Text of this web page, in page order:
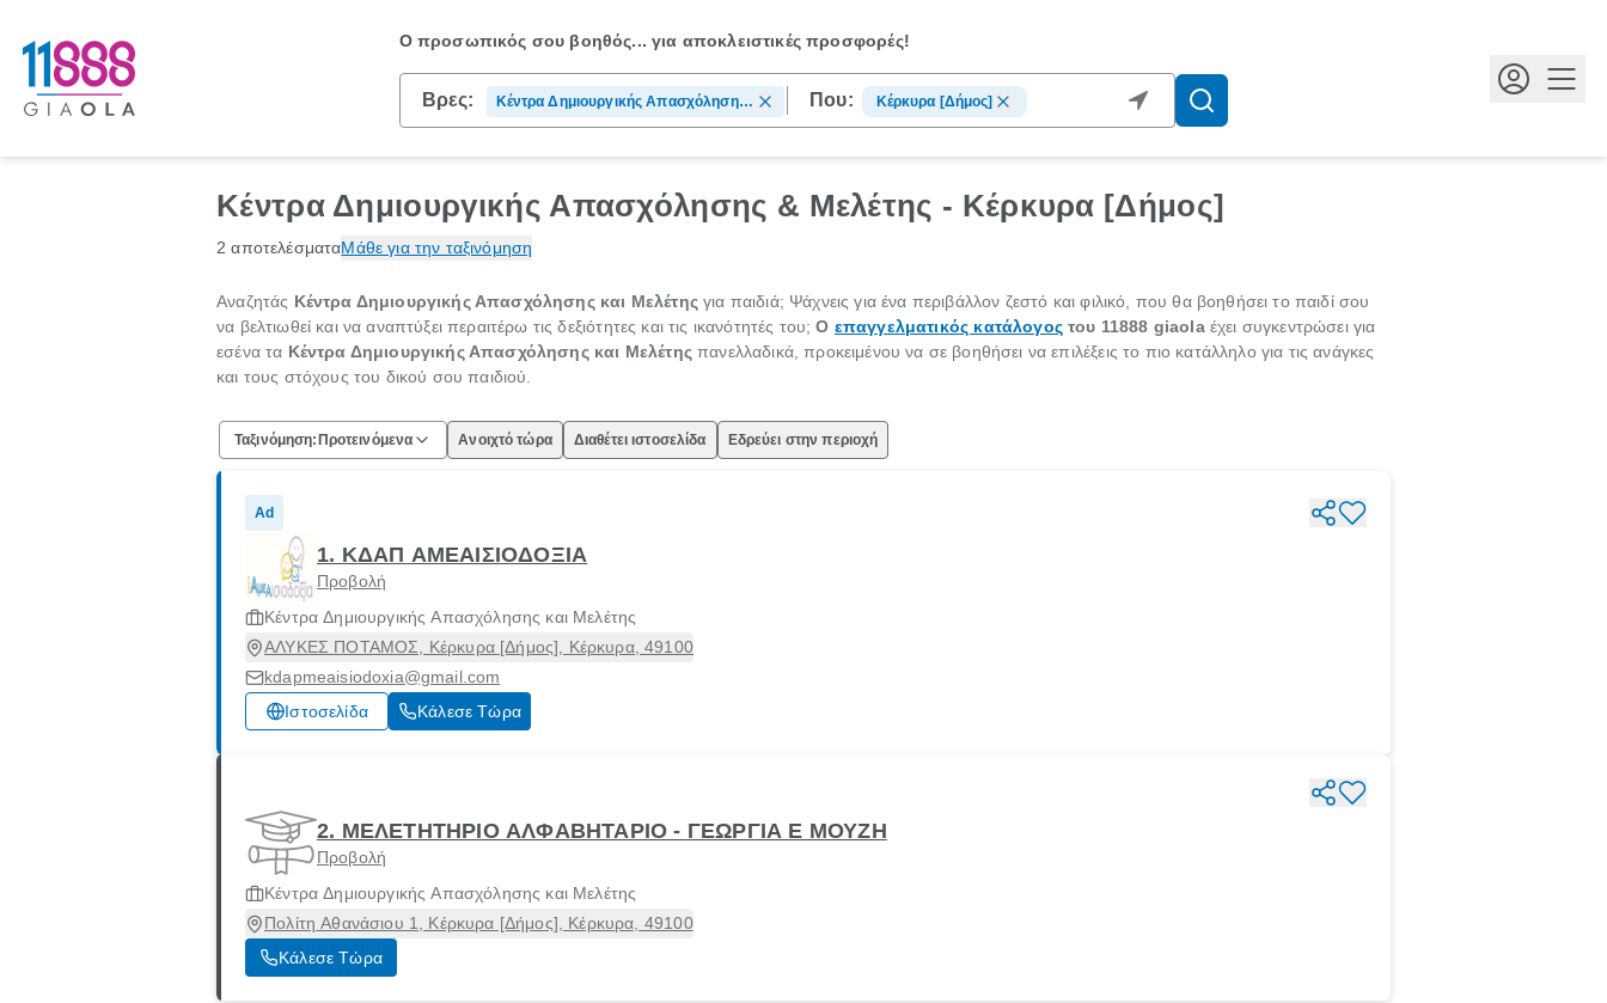
Ο προσωπικός σου βοηθός...για αποκλειστικές προσφορές!
Βρες:
Κέντρα Δημιουργικής Απασχόλησης
και Μελέτης
Που: Κέρκυρα [Δήμος]
Κέντρα Δημιουργικής Απασχόλησης & Μελέτης - Κέρκυρα [Δήμος]
2 αποτελέσματαΜάθε για την ταξινόμηση
Αναζητάς Κέντρα Δημιουργικής Απασχόλησης και Μελέτηςγια παιδιά; Ψάχνεις για ένα περιβάλλον ζεστό και φιλικό, που θα βοηθήσει το παιδί σου
να βελτιωθεί και να αναπτύξει περαιτέρω τις δεξιότητες και τις ικανότητές του;Ο επαγγελματικός κατάλογοςτου 11888 giaolaέχει συγκεντρώσει για
εσένα τα Κέντρα Δημιουργικής Απασχόλησης και Μελέτηςπανελλαδικά, προκειμένου να σε βοηθήσει να επιλέξεις το πιο κατάλληλο για τις ανάγκες
και τους στόχους του δικού σου παιδιού.
Ταξινόμηση: Προτεινόμενα Ανοιχτό τώρα Διαθέτει ιστοσελίδα Εδρεύει στην περιοχή
Ad
1. ΚΔΑΠ ΑΜΕΑΙΣΙΟΔΟΞΙΑ
Προβολή
Κέντρα Δημιουργικής Απασχόλησης και Μελέτης
ΑΛΥΚΕΣ ΠΟΤΑΜΟΣ, Κέρκυρα [Δήμος], Κέρκυρα, 49100
kdapmeaisiodoxia@gmail.com
Ιστοσελίδα
Κάλεσε Τώρα
2. ΜΕΛΕΤΗΤΗΡΙΟ ΑΛΦΑΒΗΤΑΡΙΟ - ΓΕΩΡΓΙΑ Ε ΜΟΥΖΗ
Προβολή
Κέντρα Δημιουργικής Απασχόλησης και Μελέτης
Πολίτη Αθανάσιου 1, Κέρκυρα [Δήμος], Κέρκυρα, 49100
Κάλεσε Τώρα